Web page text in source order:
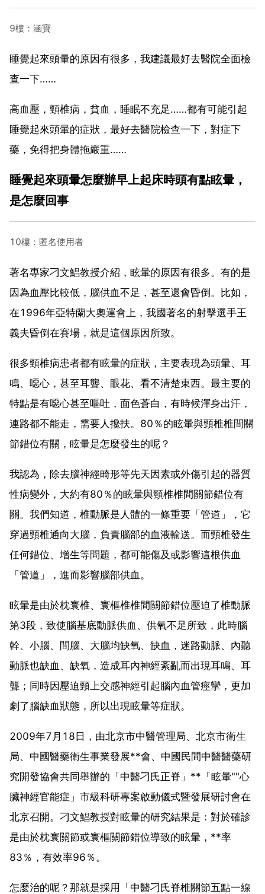
9樓：涵寶
睡覺起來頭暈的原因有很多，我建議最好去醫院全面檢
查一下……
高血壓，頸椎病，貧血，睡眠不充足……都有可能引起
睡覺起來頭暈的症狀，最好去醫院檢查一下，對症下
藥，免得把身體拖嚴重……
睡覺起來頭暈怎麼辦早上起床時頭有點眩暈，
是怎麼回事
10樓：匿名使用者
著名專家刁文鯧教授介紹，眩暈的原因有很多。有的是
因為血壓比較低，腦供血不足，甚至還會昏倒。比如，
在1996年亞特蘭大奧運會上，我國著名的射擊選手王
義夫昏倒在賽場，就是這個原因所致。
很多頸椎病患者都有眩暈的症狀，主要表現為頭暈、耳
鳴、噁心，甚至耳聾、眼花、看不清楚東西。最主要的
特點是有噁心甚至嘔吐，面色蒼白，有時候渾身出汗，
連路都不能走，需要人攙扶。80％的眩暈與頸椎椎間關
節錯位有關，眩暈是怎麼發生的呢？
我認為，除去腦神經畸形等先天因素或外傷引起的器質
性病變外，大約有80％的眩暈與頸椎椎間關節錯位有
關。我們知道，椎動脈是人體的一條重要「管道」，它
穿過頸椎通向大腦，負責腦部的血液輸送。而頸椎發生
任何錯位、增生等問題，都可能傷及或影響這根供血
「管道」，進而影響腦部供血。
眩暈是由於枕寰椎、寰樞椎椎間關節錯位壓迫了椎動脈
第3段，致使腦基底動脈供血、供氧不足所致，此時腦
幹、小腦、間腦、大腦均缺氧、缺血，迷路動脈、內聽
動脈也缺血、缺氧，造成耳內神經紊亂而出現耳鳴、耳
聾；同時因壓迫頸上交感神經引起腦內血管痙攣，更加
劇了腦缺血狀態，所以出現眩暈等症狀。
2009年7月18日，由北京市中醫管理局、北京市衛生
局、中國醫藥衛生事業發展**會、中國民間中醫醫藥研
究開發協會共同舉辦的「中醫刁氏正脊」**「眩暈""心
臟神經官能症」市級科研專案啟動儀式暨發展研討會在
北京召開。刁文鯧教授對眩暈的研究結果是：對於確診
是由於枕寰關節或寰樞關節錯位導致的眩暈，**率
83％，有效率96％。
怎麼治的呢？那就是採用「中醫刁氏脊椎關節五點一線